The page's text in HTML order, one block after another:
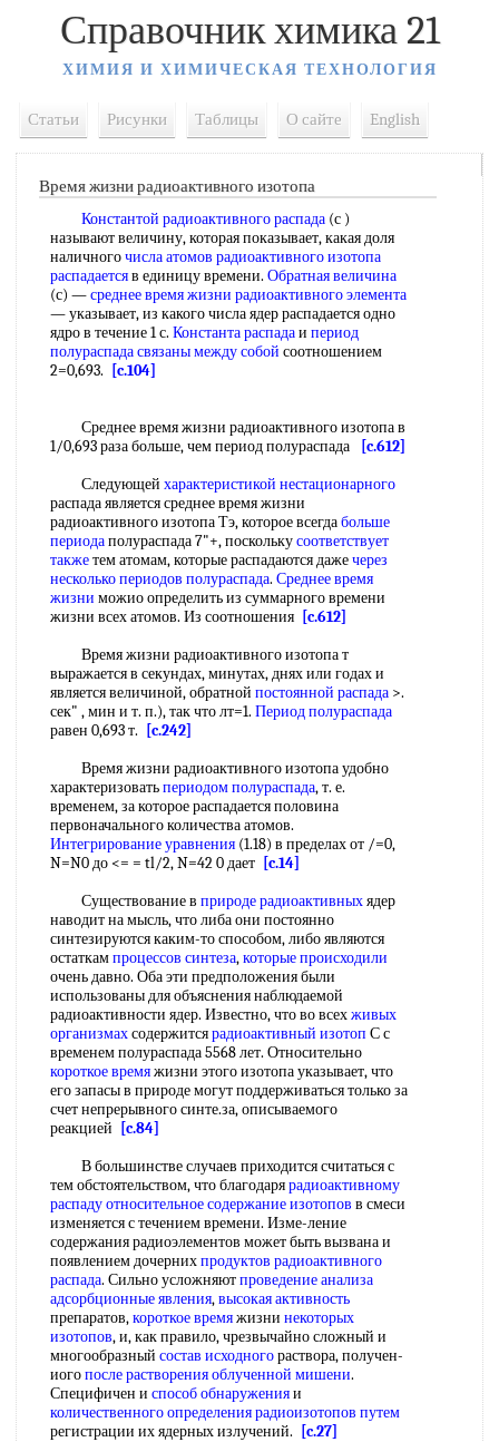
Справочник химика 21
ХИМИЯ И ХИМИЧЕСКАЯ ТЕХНОЛОГИЯ
Статьи Рисунки Таблицы О сайте English
Время жизни радиоактивного изотопа
Константой радиоактивного распада (с )
называют величину, которая показывает, какая доля
наличногочисла атомов радиоактивного изотопа
распадаетсяв единицу времени. Обратная величина
(с) —среднее время жизни радиоактивного элемента
— указывает, из какого числа ядер распадается одно
ядро в течение 1 с. Константа распадаи период
полураспадасвязаны междусобой соотношением
2=0,693.
[c.104]
Среднее время жизни радиоактивного изотопа в
1/0,693 раза больше, чем период полураспада
[c.612]
Следующей характеристикой нестационарного
распада является среднее время жизни
радиоактивного изотопа Тэ, которое всегдабольше
периодаполураспада 7"+, посколькусоответствует
такжетем атомам, которые распадаются дажечерез
несколькопериодов полураспада. Среднее время
жизни можио определить из суммарного времени
жизни всех атомов. Из соотношения [c.612]
Время жизни радиоактивного изотопа т
выражается в секундах, минутах, днях или годах и
является величиной, обратной постоянной распада >.
сек" , мин и т. п.), так что лт=1. Период полураспада
равен 0,693 т.
[c.242]
Время жизни радиоактивного изотопа удобно
характеризоватьпериодом полураспада, т. е.
временем, за которое распадается половина
первоначального количества атомов.
Интегрирование уравнения (1.18) в пределах от /=0,
N=N0 до <= = tl/2, N=42 0 дает [c.14]
Существование в природе радиоактивныхядер
наводит на мысль, что либа они постоянно
синтезируются каким-то способом, либо являются
остаткампроцессов синтеза,которые происходили
очень давно. Оба эти предположения были
использованы для объяснения наблюдаемой
радиоактивности ядер. Известно, что во всехживых
организмахсодержитсярадиоактивный изотоп С с
временем полураспада 5568 лет. Относительно
короткое времяжизни этого изотопа указывает, что
его запасы в природе могут поддерживаться только за
счет непрерывного синте.за, описываемого
реакцией
[c.84]
В большинстве случаев приходится считаться с
тем обстоятельством, что благодарярадиоактивному
распадуотносительное содержание изотопов в смеси
изменяется с течением времени. Изме-ление
содержания радиоэлементов может быть вызвана и
появлением дочернихпродуктов радиоактивного
распада. Сильно усложняютпроведение анализа
адсорбционные явления,высокая активность
препаратов,короткое времяжизни некоторых
изотопов, и, как правило, чрезвычайно сложный и
многообразный состав исходногораствора, получен-
иогопосле растворенияоблученной мишени.
Специфичен и способ обнаруженияи
количественного определениярадиоизотопов путем
регистрации их ядерных излучений.
[c.27]